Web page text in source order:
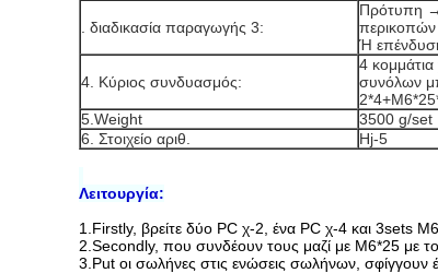
. διαδικασία παραγωγής 3:
Πρότυπη
Ή
4. Κύριος συνδυασμός:
4 κομμάτια
συνόλων
5.Weight
3500 g/set
6. Στοιχείο αριθ.
Hj-5
Λειτουργία:
1.Firstly, βρείτε δύο PC χ-2, ένα PC χ-4 και 3sets
2.Secondly, που συνδέουν τους μαζί με M6*25 με το
3.Put οι σωλήνες στις ενώσεις σωλήνων, σφίγγουν